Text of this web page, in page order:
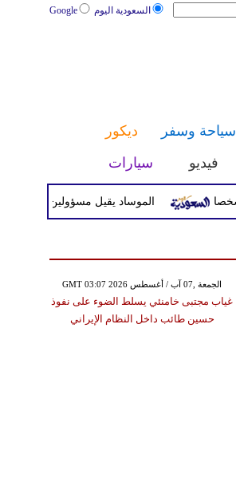
السعودية اليوم Google
سياحة وسفر
ديكور
فيديو سيارات
الموساد يقيل مسؤولين بارزين بعد تعثر
GMT 03:07 2026 الجمعة ,07 آب / أغسطس
غياب مجتبى خامنئي يسلط الضوء على نفوذ
حسين طائب داخل النظام الإيراني